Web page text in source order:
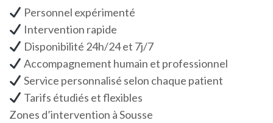
Personnel expérimenté
Intervention rapide
Disponibilité 24h/24 et 7j/7
Accompagnement humain et professionnel
Service personnalisé selon chaque patient
Tarifs étudiés et flexibles
Zones d’intervention à Sousse